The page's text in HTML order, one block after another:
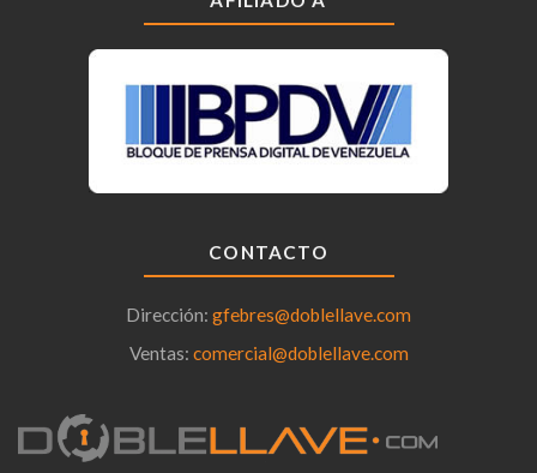
CONTACTO
Dirección: gfebres@doblellave.com
Ventas: comercial@doblellave.com